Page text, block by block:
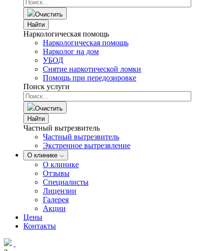
Очистить
Найти
Наркологическая помощь
Наркологическая помощь
Нарколог на дом
УБОД
Снятие наркотической ломки
Помощь при передозировке
Поиск услуги
Очистить
Найти
Частный вытрезвитель
Частный вытрезвитель
Экстренное вытрезвление
О клинике
О клинике
Отзывы
Специалисты
Лицензии
Галерея
Акции
Цены
Контакты